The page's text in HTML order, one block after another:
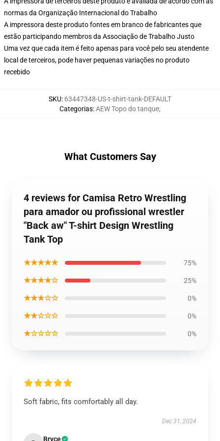
normas da Organização Internacional do Trabalho
A impressora deste produto fontes em branco de fabricantes que
estão participando membros da Associação de Trabalho Justo
Uma vez que cada item é feito apenas para você pelo seu atendente
local de terceiros, pode haver pequenas variações no produto
recebido
SKU: 63447348-US-t-shirt-tank-DEFAULT
Categorias:AEW Topo do tanque,
What Customers Say
4 reviews for Camisa Retro Wrestling
para amador ou profissional wrestler
"Back aw" T-shirt Design Wrestling
Tank Top
★★★★★ 75%
★★★★☆ 25%
★★★☆☆ 0%
★★☆☆☆ 0%
★☆☆☆☆ 0%
Soft fabric, fits comfortably all day.
Dec 31, 2024
Bryce